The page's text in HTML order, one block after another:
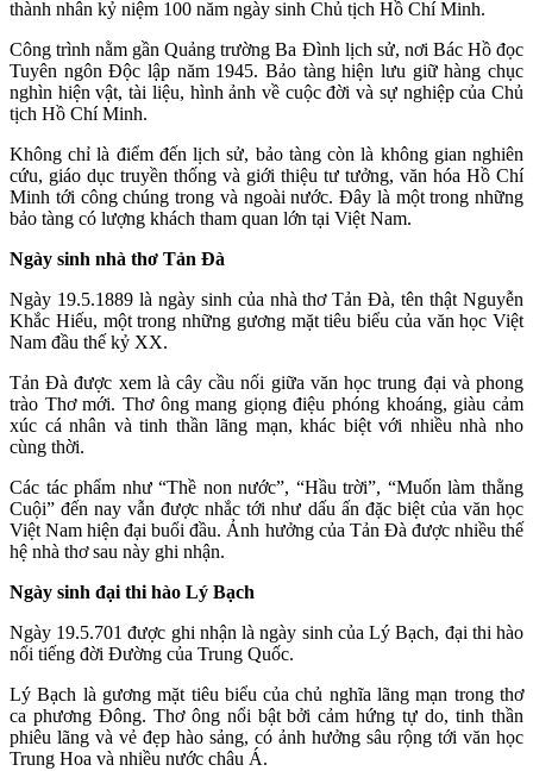
thành nhân kỷ niệm 100 năm ngày sinh Chủ tịch Hồ Chí Minh.
Công trình nằm gần Quảng trường Ba Đình lịch sử, nơi Bác Hồ đọc
Tuyên ngôn Độc lập năm 1945. Bảo tàng hiện lưu giữ hàng chục
nghìn hiện vật, tài liệu, hình ảnh về cuộc đời và sự nghiệp của Chủ
tịch Hồ Chí Minh.
Không chỉ là điểm đến lịch sử, bảo tàng còn là không gian nghiên
cứu, giáo dục truyền thống và giới thiệu tư tưởng, văn hóa Hồ Chí
Minh tới công chúng trong và ngoài nước. Đây là một trong những
bảo tàng có lượng khách tham quan lớn tại Việt Nam.
Ngày sinh nhà thơ Tản Đà
Ngày 19.5.1889 là ngày sinh của nhà thơ Tản Đà, tên thật Nguyễn
Khắc Hiếu, một trong những gương mặt tiêu biểu của văn học Việt
Nam đầu thế kỷ XX.
Tản Đà được xem là cây cầu nối giữa văn học trung đại và phong
trào Thơ mới. Thơ ông mang giọng điệu phóng khoáng, giàu cảm
xúc cá nhân và tinh thần lãng mạn, khác biệt với nhiều nhà nho
cùng thời.
Các tác phẩm như “Thề non nước”, “Hầu trời”, “Muốn làm thằng
Cuội” đến nay vẫn được nhắc tới như dấu ấn đặc biệt của văn học
Việt Nam hiện đại buổi đầu. Ảnh hưởng của Tản Đà được nhiều thế
hệ nhà thơ sau này ghi nhận.
Ngày sinh đại thi hào Lý Bạch
Ngày 19.5.701 được ghi nhận là ngày sinh của Lý Bạch, đại thi hào
nổi tiếng đời Đường của Trung Quốc.
Lý Bạch là gương mặt tiêu biểu của chủ nghĩa lãng mạn trong thơ
ca phương Đông. Thơ ông nổi bật bởi cảm hứng tự do, tinh thần
phiêu lãng và vẻ đẹp hào sảng, có ảnh hưởng sâu rộng tới văn học
Trung Hoa và nhiều nước châu Á.